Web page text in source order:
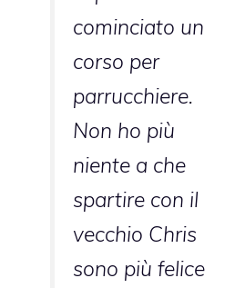
cominciato un
corso per
parrucchiere.
Non ho più
niente a che
spartire con il
vecchio Chris
sono più felice